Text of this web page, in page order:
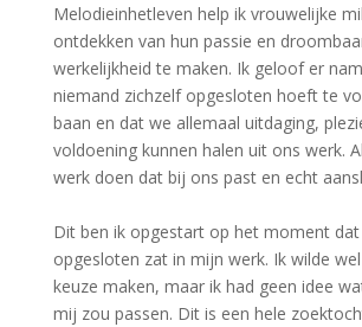
Melodieinhetleven help ik vrouwelijke
ontdekken van hun passie en
werkelijkheid te maken. Ik geloof er
niemand zichzelf opgesloten hoeft te
baan en dat we allemaal uitdaging,
voldoening kunnen halen uit ons werk.
werk doen dat bij ons past en echt
Dit ben ik opgestart op het moment
opgesloten zat in mijn werk. Ik wilde
keuze maken, maar ik had geen idee
mij zou passen. Dit is een hele